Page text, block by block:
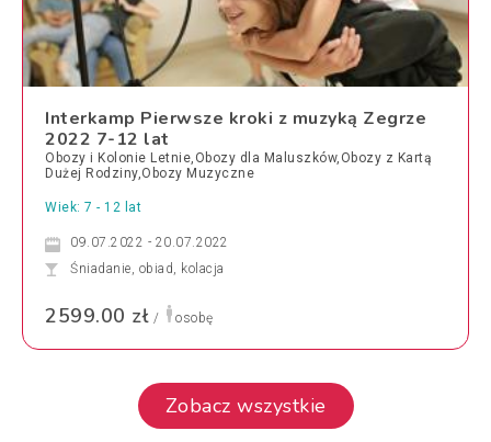
Interkamp Pierwsze kroki z muzyką Zegrze
2022 7-12 lat
Obozy i Kolonie Letnie,Obozy dla Maluszków,Obozy z Kartą
Dużej Rodziny,Obozy Muzyczne
Wiek: 7 - 12 lat
09.07.2022 - 20.07.2022
Śniadanie, obiad, kolacja
2599.00 zł / osobę
Zobacz wszystkie